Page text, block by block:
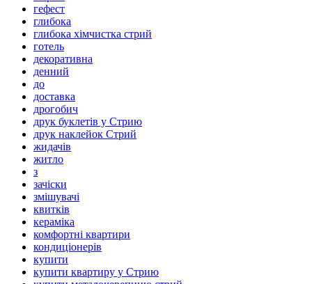
гефест
глибока
глибока хімчистка стрий
готель
декоративна
денний
до
доставка
дрогобич
друк буклетів у Стрию
друк наклейок Стрий
жидачів
житло
з
зачіски
змішувачі
квитків
кераміка
комфортні квартири
кондиціонерів
купити
купити квартиру у Стрию